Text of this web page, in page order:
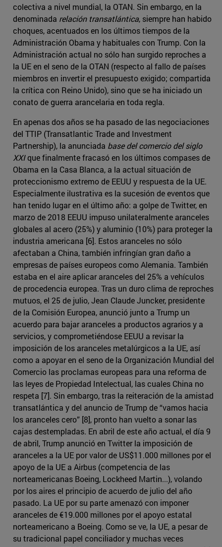
colectiva a nivel mundial, la OTAN. Sin embargo, en la
denominada relación transatlántica, siempre han habido
choques, acentuados en los últimos tiempos de la
Administración Obama y habituales con Trump. Con la
Administración actual no sólo han surgido reproches a
la UE en el seno de la OTAN (respecto al fallo de países
miembros en invertir el presupuesto exigido; compartida
la crítica con Reino Unido), sino que se ha iniciado un
conato de guerra arancelaria en toda regla.
En apenas dos años se ha pasado de las negociaciones
del TTIP (Transatlantic Trade and Investment
Partnership), la anunciada base del comercio del siglo
XXIque finalmente fracasó en los últimos compases de
Obama en la Casa Blanca, a la actual situación de
proteccionismo extremo de EEUU y respuesta de la UE.
Especialmente ilustrativa es la sucesión de eventos que
han tenido lugar en el último año: a golpe de Twitter, en
marzo de 2018 EEUU impuso unilateralmente aranceles
globales al acero (25%) y aluminio (10%) para proteger la
industria americana [6]. Estos aranceles no sólo
afectaban a China, también infringían gran daño a
empresas de países europeos como Alemania. También
estaba en el aire aplicar aranceles del 25% a vehículos
de procedencia europea. Tras un duro clima de reproches
mutuos, el 25 de julio, Jean Claude Juncker, presidente
de la Comisión Europea, anunció junto a Trump un
acuerdo para bajar aranceles a productos agrarios y a
servicios, y comprometiéndose EEUU a revisar la
imposición de los aranceles metalúrgicos a la UE, así
como a apoyar en el seno de la Organización Mundial del
Comercio las proclamas europeas para una reforma de
las leyes de Propiedad Intelectual, las cuales China no
respeta [7]. Sin embargo, tras la reiteración de la amistad
transatlántica y del anuncio de Trump de “vamos hacia
los aranceles cero” [8], pronto han vuelto a sonar las
cajas destempladas. En abril de este año actual, el día 9
de abril, Trump anunció en Twitter la imposición de
aranceles a la UE por valor de US$11.000 millones por el
apoyo de la UE a Airbus (competencia de las
norteamericanas Boeing, Lockheed Martin...), volando
por los aires el principio de acuerdo de julio del año
pasado. La UE por su parte amenazó con imponer
aranceles de €19.000 millones por el apoyo estatal
norteamericano a Boeing. Como se ve, la UE, a pesar de
su tradicional papel conciliador y muchas veces